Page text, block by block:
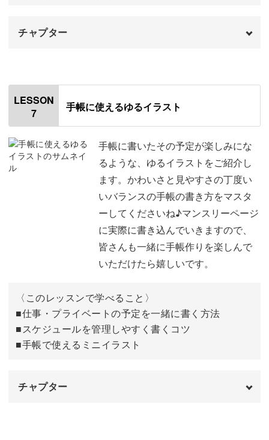
チャプター
はじめに
使用道具
差し入れに添えるカード 02:58
お土産に添えるカード 07:03
「〇時に戻ります」のカード 10:14
「洗濯物いれといて〜！」のカード 12:38
「冷蔵庫におやつあるよ」のカード 16:18
試験や試合を迎える人へ贈るカード
勉強を応援するカード
完成♪ 41:21
LESSON
7
手帳に使えるゆるイラスト
手帳に書いたその予定が楽しみにな
るような、ゆるイラストをご紹介し
ます。かわいさと見やすさの丁度い
いバランスの手帳の書き方をマスタ
ーしてくださいね♪マンスリーページ
に実際に書き込んでいきますので、
皆さんも一緒に手帳作りを楽しんで
いただけたら嬉しいです。
〈このレッスンで学べること〉
■仕事・プライベートの予定を一緒に書く方法
■スケジュールを管理しやすく書くコツ
■手帳で使えるミニイラスト
チャプター